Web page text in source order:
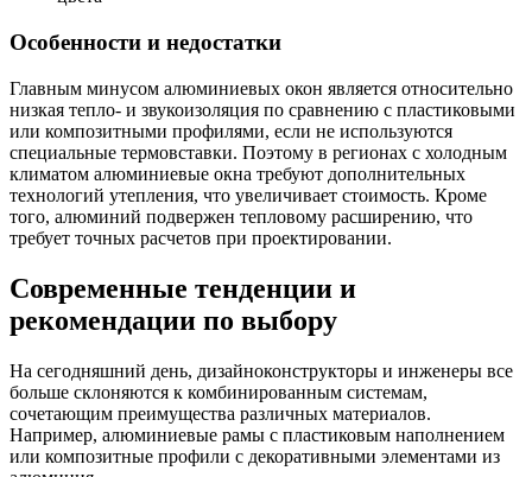
Особенности и недостатки
Главным минусом алюминиевых окон является относительно
низкая тепло- и звукоизоляция по сравнению с пластиковыми
или композитными профилями, если не используются
специальные термовставки. Поэтому в регионах с холодным
климатом алюминиевые окна требуют дополнительных
технологий утепления, что увеличивает стоимость. Кроме
того, алюминий подвержен тепловому расширению, что
требует точных расчетов при проектировании.
Современные тенденции и
рекомендации по выбору
На сегодняшний день, дизайноконструкторы и инженеры все
больше склоняются к комбинированным системам,
сочетающим преимущества различных материалов.
Например, алюминиевые рамы с пластиковым наполнением
или композитные профили с декоративными элементами из